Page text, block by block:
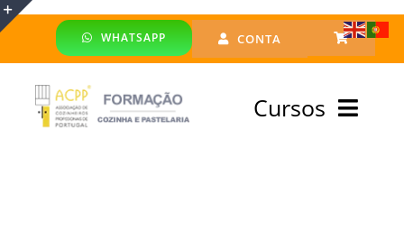
Skip
WHATSAPP CONTA
Cursos